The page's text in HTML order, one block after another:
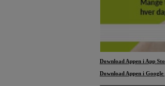
Download Appen i App
Download Appen i